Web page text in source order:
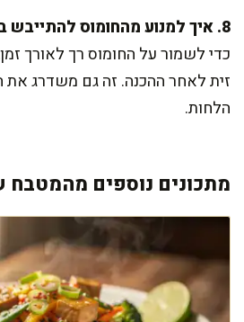
8. איך למנוע מהחומוס להתייבש בהגשה?
כדי לשמור על החומוס רך לאורך
זית לאחר ההכנה. זה גם משדרג
הלחות.
מתכונים נוספים מהמטבח